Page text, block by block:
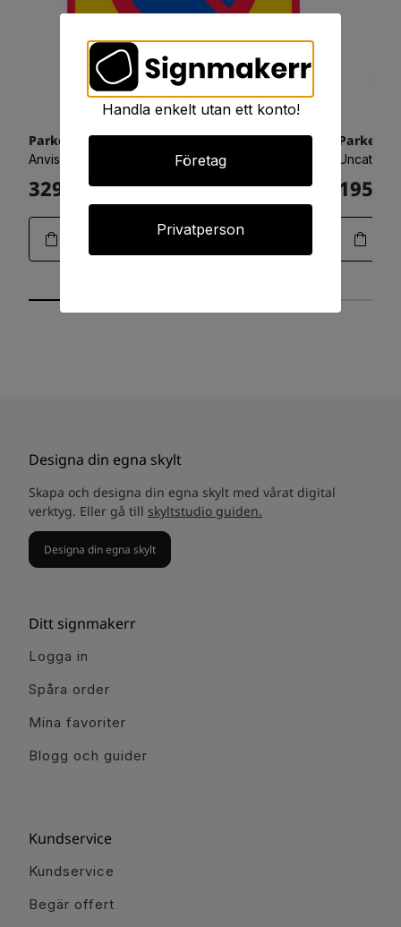
Parkeringsförbud i området 900x900 refex
Anvisningsskyltar - Vägvisning
3294:- Art.25-0802 1950:-
Designa din egna skylt
Skapa och designa din egna skylt med vårat digital
verktyg. Eller gå till skyltstudio guiden.
Designa din egna skylt
Ditt signmakerr
Logga in
Spåra order
Mina favoriter
Blogg och guider
Kundservice
Kundservice
Begär offert
Handla enkelt utan ett konto!
Företag
Privatperson